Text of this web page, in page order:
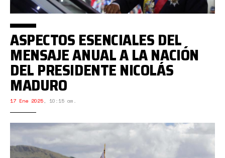
ASPECTOS ESENCIALES DEL
MENSAJE ANUAL A LA NACIÓN
DEL PRESIDENTE NICOLÁS
MADURO
17 Ene 2025, 10:15 am.